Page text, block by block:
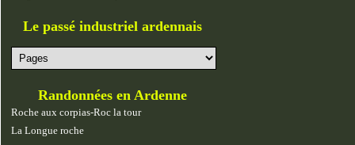
Le passé industriel ardennais
Randonnées en Ardenne
Roche aux corpias-Roc la tour
La Longue roche